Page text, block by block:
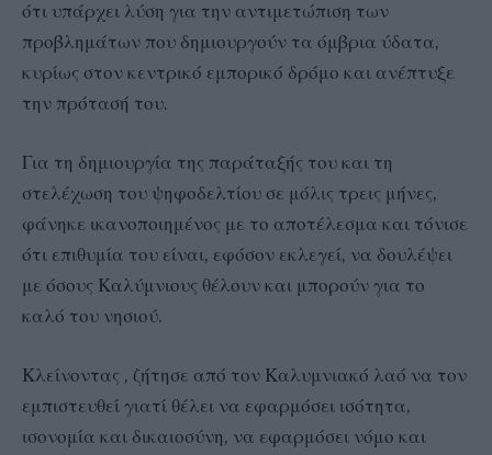
ότι υπάρχει λύση για την αντιμετώπιση των
προβλημάτων που δημιουργούν τα όμβρια ύδατα,
κυρίως στον κεντρικό εμπορικό δρόμο και ανέπτυξε
την πρότασή του.
Για τη δημιουργία της παράταξής του και τη
στελέχωση του ψηφοδελτίου σε μόλις τρεις μήνες,
φάνηκε ικανοποιημένος με το αποτέλεσμα και τόνισε
ότι επιθυμία του είναι, εφόσον εκλεγεί, να δουλέψει
με όσους Καλύμνιους θέλουν και μπορούν για το
καλό του νησιού.
Κλείνοντας , ζήτησε από τον Καλυμνιακό λαό να τον
εμπιστευθεί γιατί θέλει να εφαρμόσει ισότητα,
ισονομία και δικαιοσύνη, να εφαρμόσει νόμο και